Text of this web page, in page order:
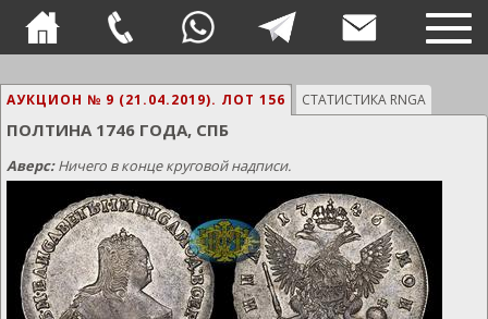
АУКЦИОН № 9 (21.04.2019). ЛОТ 156 СТАТИСТИКА RNGA
ПОЛТИНА 1746 ГОДА, СПБ
Аверс:Ничего в конце круговой надписи.